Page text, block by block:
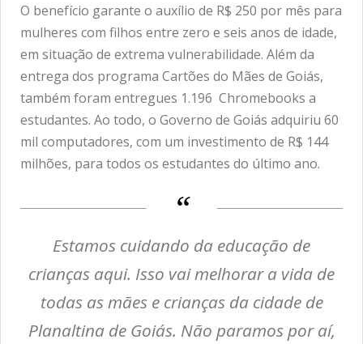
O benefício garante o auxílio de R$ 250 por mês para
mulheres com filhos entre zero e seis anos de idade,
em situação de extrema vulnerabilidade. Além da
entrega dos programa Cartões do Mães de Goiás,
também foram entregues 1.196 Chromebooks a
estudantes. Ao todo, o Governo de Goiás adquiriu 60
mil computadores, com um investimento de R$ 144
milhões, para todos os estudantes do último ano.
Estamos cuidando da educação de
crianças aqui. Isso vai melhorar a vida de
todas as mães e crianças da cidade de
Planaltina de Goiás. Não paramos por aí,